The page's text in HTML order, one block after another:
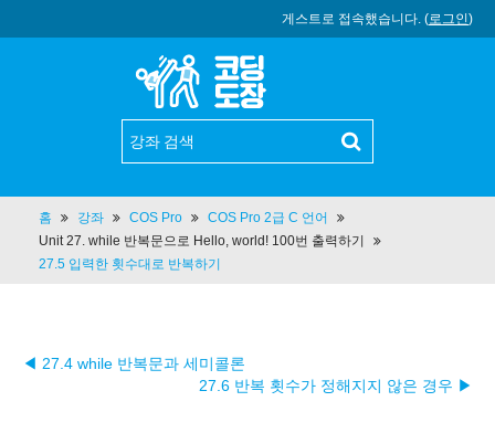
게스트로 접속했습니다. (로그인)
홈 강좌 COS Pro
COS Pro 2급 C 언어
Unit 27. while 반복문으로 Hello, world! 100번 출력하기
27.5 입력한 횟수대로 반복하기
◀ 27.4 while 반복문과 세미콜론
27.6 반복 횟수가 정해지지 않은 경우 ▶︎